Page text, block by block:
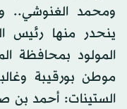
ومحمد الغنوشي..
ينحدر منها رئيس
المولود بمحافظة
موطن بورقيبة
الستينات: أحمد بن